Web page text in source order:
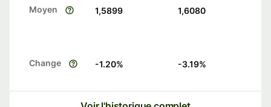
Moyen 1,5899 1,6080
Change -1.20% -3.19%